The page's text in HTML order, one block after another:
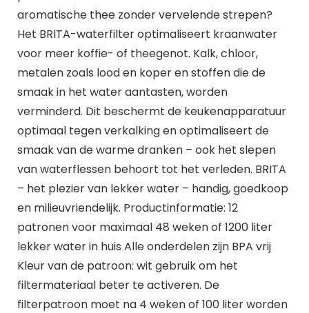
aromatische thee zonder vervelende strepen?
Het BRITA-waterfilter optimaliseert kraanwater
voor meer koffie- of theegenot. Kalk, chloor,
metalen zoals lood en koper en stoffen die de
smaak in het water aantasten, worden
verminderd. Dit beschermt de keukenapparatuur
optimaal tegen verkalking en optimaliseert de
smaak van de warme dranken – ook het slepen
van waterflessen behoort tot het verleden. BRITA
– het plezier van lekker water – handig, goedkoop
en milieuvriendelijk. Productinformatie: 12
patronen voor maximaal 48 weken of 1200 liter
lekker water in huis Alle onderdelen zijn BPA vrij
Kleur van de patroon: wit gebruik om het
filtermateriaal beter te activeren. De
filterpatroon moet na 4 weken of 100 liter worden